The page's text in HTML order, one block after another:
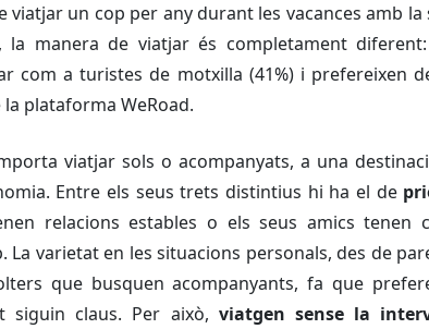
viatjar un cop per any durant les vacances amb
la manera de viatjar és completament
com a turistes de motxilla (41%) i prefereixen
la plataforma WeRoad.
viatjar sols o acompanyats, a una
Entre els seus trets distintius hi ha el de
relacions estables o els seus amics tenen
La varietat en les situacions personals, des de
que busquen acompanyants, fa que
siguin claus. Per això, viatgen sense la